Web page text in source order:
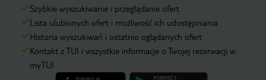
Szybkie wyszukiwanie i przeglądanie ofert
Lista ulubionych ofert i możliwość ich udostępniania
Historia wyszukiwań i ostatnio oglądanych ofert
Kontakt z TUI i wszystkie informacje o Twojej rezerwacji w
myTUI